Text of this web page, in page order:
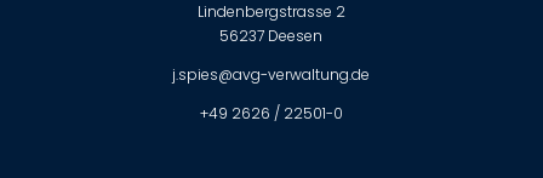
Lindenbergstrasse 2
56237 Deesen
j.spies@avg-verwaltung.de
+49 2626 / 22501-0